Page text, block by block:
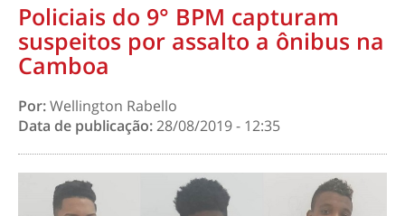
Policiais do 9° BPM capturam
suspeitos por assalto a ônibus na
Camboa
Por:Wellington Rabello
Data de publicação:28/08/2019 - 12:35